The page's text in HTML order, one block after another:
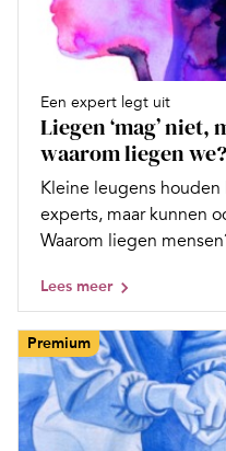
Een expert legt uit
Liegen ‘mag’ niet,
waarom liegen we?
Kleine leugens
experts, maar kunnen
Waarom liegen
Lees meer
Premium